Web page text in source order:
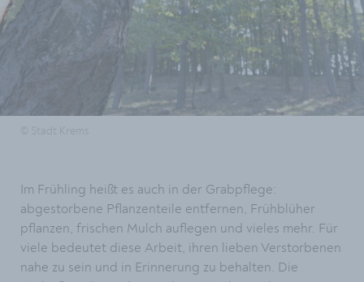
Im Frühling heißt es auch in der Grabpflege:
abgestorbene Pflanzenteile entfernen, Frühblüher
pflanzen, frischen Mulch auflegen und vieles mehr. Für
viele bedeutet diese Arbeit, ihren lieben Verstorbenen
nahe zu sein und in Erinnerung zu behalten. Die